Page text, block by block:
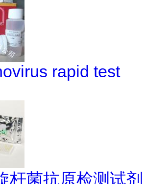
rapid test
杆菌抗原检测试剂